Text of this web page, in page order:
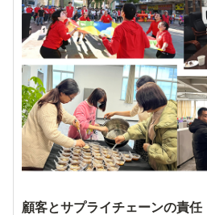
顧客とサプライチェーンの責任